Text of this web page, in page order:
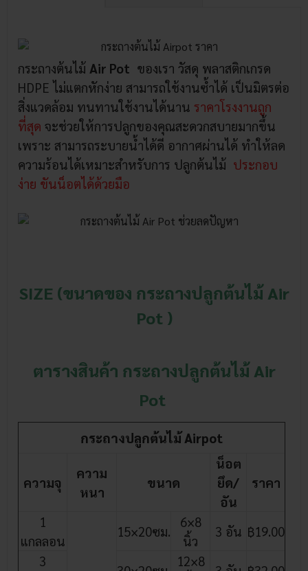
กระถางต้นไม้ Air Pot ของเรา วัสดุ พลาสติกเกรด
HDPE ไม่แตกหักง่าย สามารถใช้งานซ้ำได้ เป็นมิตรต่อ
สิ่งแวดล้อม ทนทานใช้งานได้นาน ราคาโรงงานถูก
ที่สุด จะช่วยให้การปลูกของคุณสะดวกสบายมากขึ้น
เพราะ สามารถระบายน้ำได้ดี อากาศผ่านได้ ทำให้ลด
ความร้อนได้เหมาะสำหรับการ ปลูกต้นไม้ ประกอบ
ง่าย ขันน็อตได้ด้วยมือ
SIZE (ขนาดของ กระถางปลูกต้นไม้ Air
Pot )
ตารางสินค้า กระถางปลูกต้นไม้ Air
Pot
กระถางปลูกต้นไม้ Airpot
ความจุ
ความ
หนา
ขนาด
น็อต
ยึด/
อัน
ราคา
1
แกลลอน
15×20ซม.
6×8
นิ้ว
3 อัน ฿19.00
3
12×8